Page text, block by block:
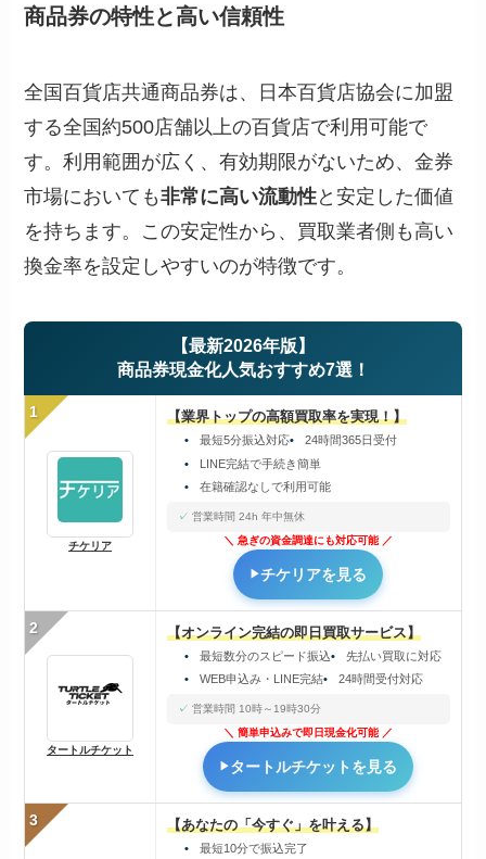
商品券の特性と高い信頼性
全国百貨店共通商品券は、日本百貨店協会に加盟
する全国約500店舗以上の百貨店で利用可能で
す。利用範囲が広く、有効期限がないため、金券
市場においても非常に高い流動性と安定した価値
を持ちます。この安定性から、買取業者側も高い
換金率を設定しやすいのが特徴です。
【最新2026年版】
商品券現金化人気おすすめ7選！
1
チケリア
【業界トップの高額買取率を実現！】
最短5分振込対応
24時間365日受付
LINE完結で手続き簡単
在籍確認なしで利用可能
営業時間 24h 年中無休
急ぎの資金調達にも対応可能
チケリアを見る
2
タートルチケット
【オンライン完結の即日買取サービス】
最短数分のスピード振込
先払い買取に対応
WEB申込み・LINE完結
24時間受付対応
営業時間 10時～19時30分
簡単申込みで即日現金化可能
タートルチケットを見る
3 【あなたの「今すぐ」を叶える】
最短10分で振込完了